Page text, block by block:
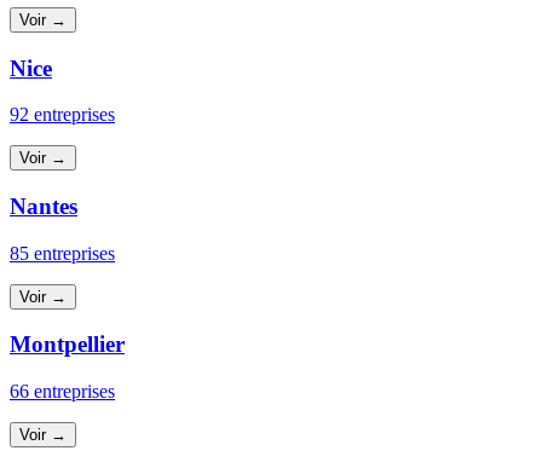
Voir →
Nice
92 entreprises
Voir →
Nantes
85 entreprises
Voir →
Montpellier
66 entreprises
Voir →